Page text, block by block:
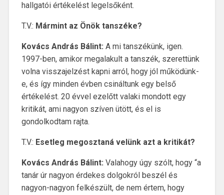
hallgatói értékelést legelsőként.
T.V.: Mármint az Önök tanszéke?
Kovács András Bálint: A mi tanszékünk, igen.
1997-ben, amikor megalakult a tanszék, szerettünk
volna visszajelzést kapni arról, hogy jól működünk-
e, és így minden évben csináltunk egy belső
értékelést. 20 évvel ezelőtt valaki mondott egy
kritikát, ami nagyon szíven ütött, és el is
gondolkodtam rajta.
T.V.: Esetleg megosztaná velünk azt a kritikát?
Kovács András Bálint: Valahogy úgy szólt, hogy “a
tanár úr nagyon érdekes dolgokról beszél és
nagyon-nagyon felkészült, de nem értem, hogy